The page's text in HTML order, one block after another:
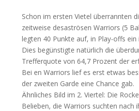
Schon im ersten Vietel überrannten
zeitweise desaströsen Warriors (5
legten 40 Punkte auf, in Play-offs ein
Dies begünstigte natürlich die
Trefferquote von 64,7 Prozent der
Bei en Warriors lief es erst etwas
der zweiten Garde eine Chance gab.
Ähnliches Bild im 2. Viertel: Die
Belieben, die Warriors suchten nach